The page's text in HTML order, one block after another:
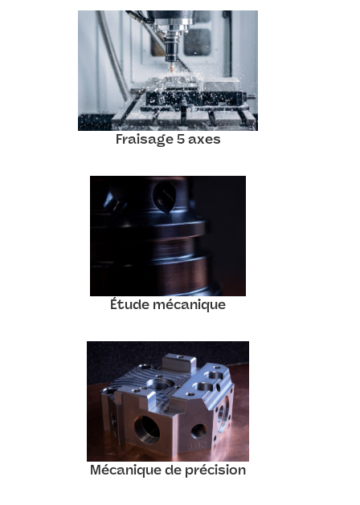
Fraisage 5 axes
Étude mécanique
Mécanique de précision